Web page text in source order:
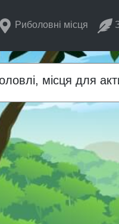
Риболовні місця
місця для